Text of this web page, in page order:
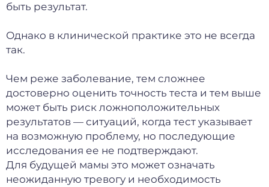
быть результат.
Однако в клинической практике это не всегда
так.
Чем реже заболевание, тем сложнее
достоверно оценить точность теста и тем выше
может быть риск ложноположительных
результатов — ситуаций, когда тест указывает
на возможную проблему, но последующие
исследования ее не подтверждают.
Для будущей мамы это может означать
неожиданную тревогу и необходимость